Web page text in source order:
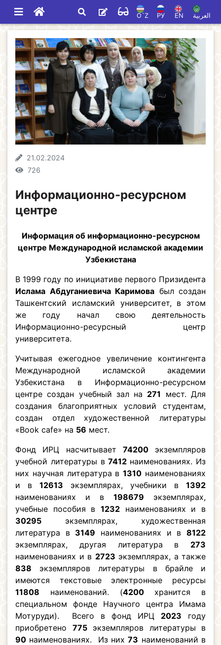
O`Z РУ EN العربية
21.02.2024
726
Информационно-ресурсном
центре
Информация об информационно-ресурсном
центре Международной исламской академии
Узбекистана
В 1999 году по инициативе первого Призидента
Ислама Абдуганиевича Каримова был создан
Ташкентский исламский университет, в этом
же году начал свою деятельность
Информационно-ресурсный центр
университета.
Учитывая ежегодное увеличение контингента
Международной исламской академии
Узбекистана в Информационно-ресурсном
центре создан учебный зал на 271
мест. Для
создания благоприятных условий студентам,
создан отдел художественной литературы
«Book cafe» на 56 мест.
Фонд ИРЦ насчитывает 74200экземпляров
учебной литературы в7412 наименованиях. Из
них научная литература в1310 наименованиях
и в 12613 экземплярах, учебники в 1392
наименованиях и в 198679 экземплярах,
учебные пособия в 1232 наименованиях и в
30295 экземплярах, художественная
литература в 3149 наименованиях и в8122
экземплярах, другая литература в 273
наименованиях и в 2723 экземплярах, а также
838 экземпляров литературы в брайле и
имеются текстовые электронные ресурсы
11808 наименований. (4200хранится в
специальном фонде Научного центра Имама
Мотуруди). Всего в фонд ИРЦ 2023 году
приобретено 775экземпляров литературы в
90 наименованиях. Из них73 наименований в